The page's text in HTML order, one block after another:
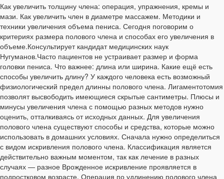
Как увеличить толщину члена: операция, упражнения, кремы и
мази. Как увеличить член в диаметре массажем. Методики и
техники увеличения объема пениса. Сегодня поговорим о
критериях размера полового члена и способах его увеличения в
объеме.Консультирует кандидат медицинских наук
Нугуманов.Часто пациентов не устраивает размер и форма
головки пениса. Что важнее: длина или ширина. Какие ещё есть
способы увеличить длину? У каждого человека есть возможный
физиологический предел длинны полового члена. Лигаментотомия
позволят высвободить имеющиеся скрытые сантиметры. Плюсы и
минусы увеличения члена с помощью разных методов нужно
оценить, отталкиваясь от исходных данных. Для увеличения
полового члена существуют способы и средства, которые можно
использовать в домашних условиях. Сначала нужно определиться
с видом искривления полового члена. Классификация является
действительно важным моментом, так как лечение в разных
случаях — разное Врожденное искривление проявляется в
подростковом возрасте. Операция по удлинению полового члена